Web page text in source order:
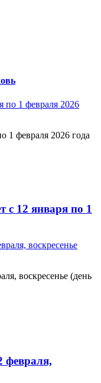
1 февраля 2026 года
с 12 января по 1
воскресенье (день
февраля,